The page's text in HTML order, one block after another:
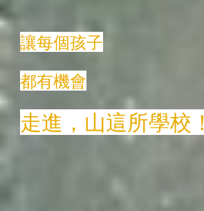
讓每個孩子
都有機會
走進，山這所學校！